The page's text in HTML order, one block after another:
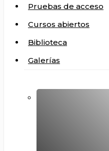
Pruebas de acceso
Cursos abiertos
Biblioteca
Galerías